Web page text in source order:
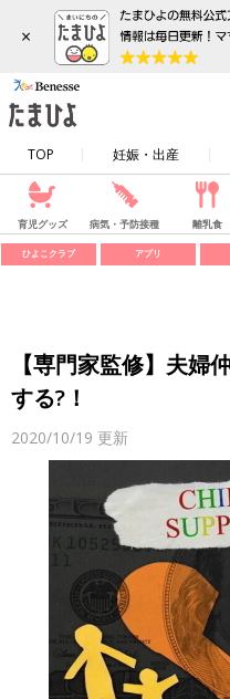
×
TOP 妊娠・出産
育児グッズ 病気・予防接種 離乳食
ひよこクラブ アプリ
【専門家監修】夫婦
する?！
2020/10/19 更新